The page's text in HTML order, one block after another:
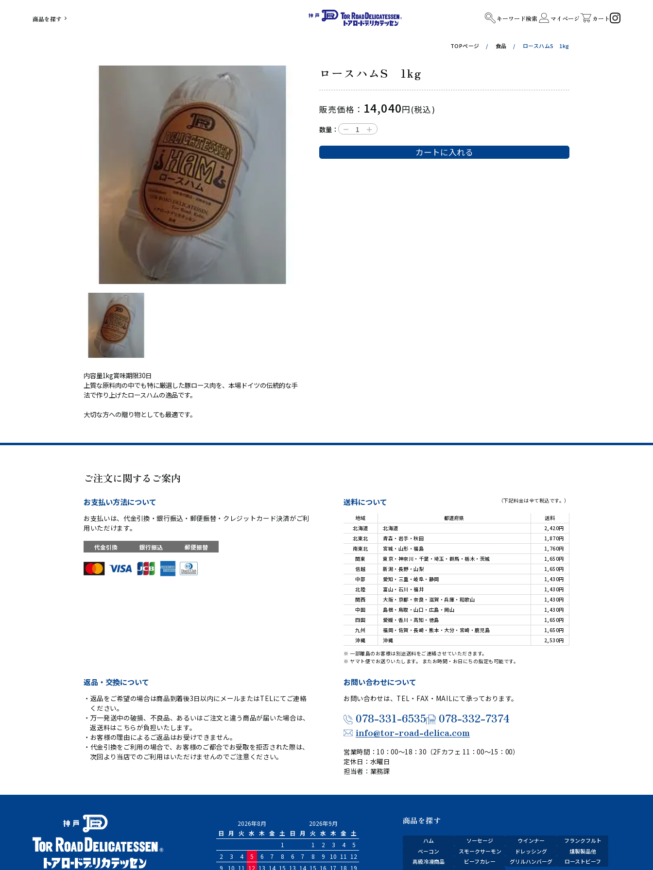
商品を探す キーワード検索 マイページ カート
TOPページ 食品 ロースハムS 1kg
内容量1kg賞味期限30日
上質な原料肉の中でも特に厳選した豚ロース肉を、本場ドイツの伝統的な手
法で作り上げたロースハムの逸品です。
大切な方への贈り物としても最適です。
ロースハムS 1kg
販売価格： 14,040円(税込)
数量： － ＋
カートに入れる
ご注文に関するご案内
お支払い方法について
お支払いは、代金引換・銀行振込・郵便振替・クレジットカード決済がご利
用いただけます。
代金引換 銀行振込 郵便振替
送料について （下記料金は全て税込です。）
地域 都道府県
送料
北海道
北海道
2,420円
北東北
青森・岩手・秋田
1,870円
南東北
宮城・山形・福島
1,760円
関東
東京・神奈川・千葉・埼玉・群馬・栃木・茨城
1,650円
信越
新潟・長野・山梨
1,650円
中部
愛知・三重・岐阜・静岡
1,430円
北陸
富山・石川・福井
1,430円
関西
大阪・京都・奈良・滋賀・兵庫・和歌山
1,430円
中国
島根・鳥取・山口・広島・岡山
1,430円
四国
愛媛・香川・高知・徳島
1,650円
九州
福岡・佐賀・長崎・熊本・大分・宮崎・鹿児島
1,650円
沖縄
沖縄
2,530円
※ 一部離島のお客様は別途送料をご連絡させていただきます。
※ ヤマト便でお送りいたします。 またお時間・お日にちの指定も可能です。
返品・交換について
返品をご希望の場合は商品到着後3日以内にメールまたはTELにてご連絡
ください。
万一発送中の破損、不良品、あるいはご注文と違う商品が届いた場合は、
返送料はこちらが負担いたします。
お客様の理由によるご返品はお受けできません。
代金引換をご利用の場合で、お客様のご都合でお受取を拒否された際は、
次回より当店でのご利用はいただけませんのでご注意ください。
お問い合わせについて
お問い合わせは、TEL・FAX・MAILにて承っております。
078-331-6535 078-332-7374
info@tor-road-delica.com
営業時間：10：00～18：30（2Fカフェ 11：00～15：00）
定休日：水曜日
担当者：業務課
2026年8月
日
月 火 水 木 金 土
1
2
3 4 5 6 7
8
9
10 11 12 13 14 15
2026年9月
日
月 火 水 木 金 土
1
2 3 4
5
6
7 8 9 10 11
12
13 14 15 16 17 18 19
商品を探す
ハム ソーセージ ウインナー
フランクフルト
ベーコン
スモークサーモン ドレッシング
燻製製品他
高級冷凍商品
ビーフカレー グリルハンバーグ
ローストビーフ